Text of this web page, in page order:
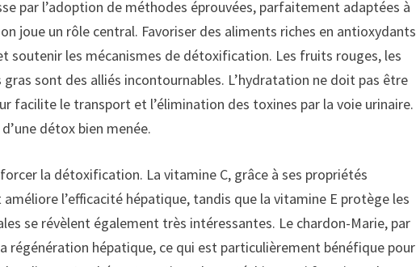
par l’adoption de méthodes éprouvées, parfaitement adaptées à
joue un rôle central. Favoriser des aliments riches en antioxydants
soutenir les mécanismes de détoxification. Les fruits rouges, les
sont des alliés incontournables. L’hydratation ne doit pas être
facilite le transport et l’élimination des toxines par la voie urinaire.
détox bien menée.
la détoxification. La vitamine C, grâce à ses propriétés
l’efficacité hépatique, tandis que la vitamine E protège les
se révèlent également très intéressantes. Le chardon-Marie, par
régénération hépatique, ce qui est particulièrement bénéfique pour